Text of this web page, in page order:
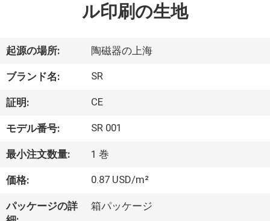
製
品
ビ
デ
企
ル印刷の生地
起源の場所: 陶磁器の上海
ブランド名: SR
証明: CE
モデル番号: SR 001
最小注文数量: 1 巻
価格: 0.87 USD/m²
パッケージの詳
箱パッケージ